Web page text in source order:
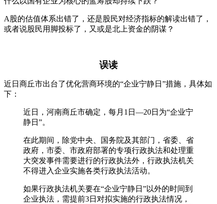
A股的估值体系出错了，还是股民对经济指标的解读出错了，
或者说股民用脚投标了，又或是北上资金的阴谋？
误读
近日商丘市出台了优化营商环境的“企业宁静日”措施，具体如
下：
近日，河南商丘市确定，每月1日—20日为“企业宁
静日”。
在此期间，除党中央、国务院及其部门，省委、省
政府，市委、市政府部署的专项行政执法和处理重
大突发事件需要进行的行政执法外，行政执法机关
不得进入企业实施各类行政执法活动。
如果行政执法机关要在“企业宁静日”以外的时间到
企业执法，需提前3日对拟实施的行政执法情况，